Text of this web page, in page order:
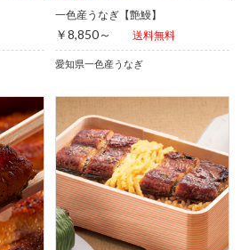
一色産うなぎ【艶鰻】
￥8,850～ 送料無料
愛知県一色産うなぎ